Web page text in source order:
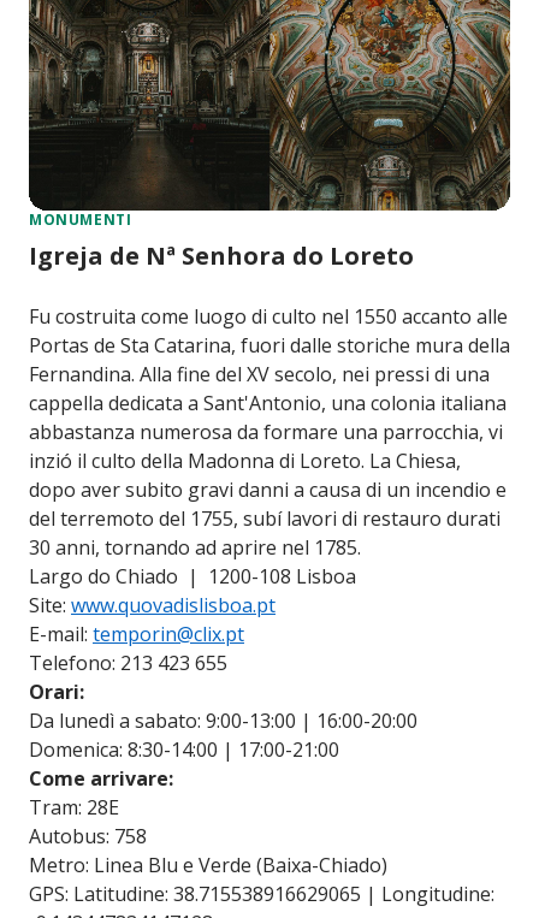
MONUMENTI
Igreja de Nª Senhora do Loreto
Fu costruita come luogo di culto nel 1550 accanto alle
Portas de Sta Catarina, fuori dalle storiche mura della
Fernandina. Alla fine del XV secolo, nei pressi di una
cappella dedicata a Sant'Antonio, una colonia italiana
abbastanza numerosa da formare una parrocchia, vi
inzió il culto della Madonna di Loreto. La Chiesa,
dopo aver subito gravi danni a causa di un incendio e
del terremoto del 1755, subí lavori di restauro durati
30 anni, tornando ad aprire nel 1785.
Largo do Chiado | 1200-108 Lisboa
Site: www.quovadislisboa.pt
E-mail: temporin@clix.pt
Telefono: 213 423 655
Orari:
Da lunedì a sabato: 9:00-13:00 | 16:00-20:00
Domenica: 8:30-14:00 | 17:00-21:00
Come arrivare:
Tram: 28E
Autobus: 758
Metro: Linea Blu e Verde (Baixa-Chiado)
GPS: Latitudine: 38.715538916629065 | Longitudine: